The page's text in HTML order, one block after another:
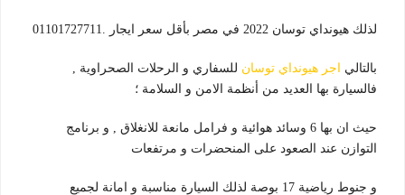
لذلك هيونداي توسان 2022 في مصر بأقل سعر ايجار .01101727711
بالتالي اجر هيونداي توسان للسفاري و الرحلات الصحراوية ,
فالسيارة بها العديد من أنظمة الامن و السلامة ؛
حيث ان بها 6 وسائد هوائية و فرامل مانعة للانغلاق , و برنامج
التوازن عند الصعود على المنحضرات و مرتفعات
و جنوط رياضية 17 بوصة لذلك السيارة مناسبة و امانة لجميع